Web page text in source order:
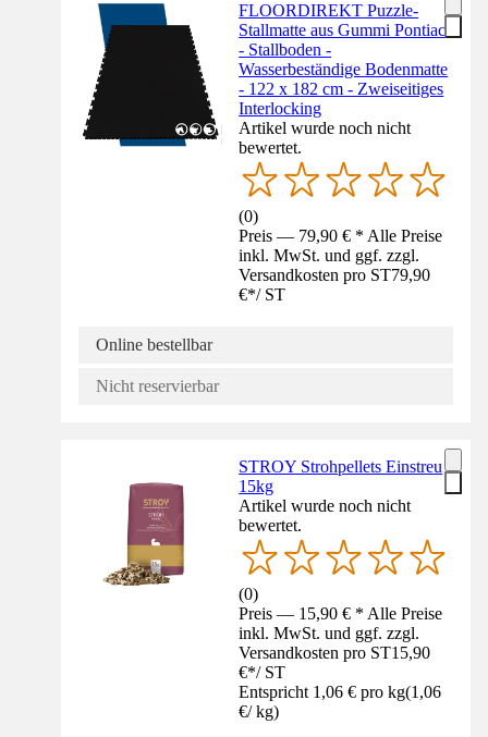
FLOORDIREKT Puzzle-
Stallmatte aus Gummi Pontiac
- Stallboden -
Wasserbeständige Bodenmatte
- 122 x 182 cm - Zweiseitiges
Interlocking
Artikel wurde noch nicht
bewertet.
(0)
Preis — 79,90 € * Alle Preise
inkl. MwSt. und ggf. zzgl.
Versandkosten pro ST79,90
€*/ ST
Online bestellbar
Nicht reservierbar
STROY Strohpellets Einstreu
15kg
Artikel wurde noch nicht
bewertet.
(0)
Preis — 15,90 € * Alle Preise
inkl. MwSt. und ggf. zzgl.
Versandkosten pro ST15,90
€*/ ST
Entspricht 1,06 € pro kg(1,06
€/ kg)